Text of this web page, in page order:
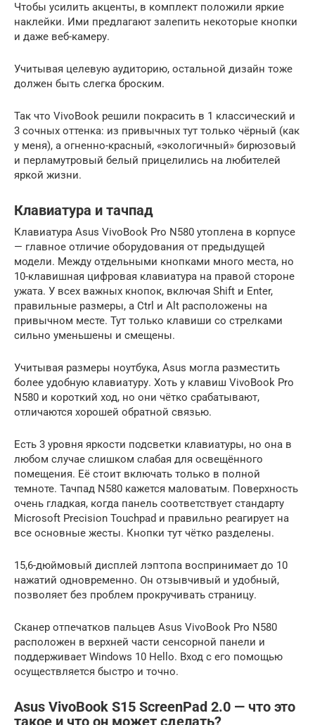
Чтобы усилить акценты, в комплект положили яркие
наклейки. Ими предлагают залепить некоторые кнопки
и даже веб-камеру.
Учитывая целевую аудиторию, остальной дизайн тоже
должен быть слегка броским.
Так что VivoBook решили покрасить в 1 классический и
3 сочных оттенка: из привычных тут только чёрный (как
у меня), а огненно-красный, «экологичный» бирюзовый
и перламутровый белый прицелились на любителей
яркой жизни.
Клавиатура и тачпад
Клавиатура Asus VivoBook Pro N580 утоплена в корпусе
— главное отличие оборудования от предыдущей
модели. Между отдельными кнопками много места, но
10-клавишная цифровая клавиатура на правой стороне
ужата. У всех важных кнопок, включая Shift и Enter,
правильные размеры, а Ctrl и Alt расположены на
привычном месте. Тут только клавиши со стрелками
сильно уменьшены и смещены.
Учитывая размеры ноутбука, Asus могла разместить
более удобную клавиатуру. Хоть у клавиш VivoBook Pro
N580 и короткий ход, но они чётко срабатывают,
отличаются хорошей обратной связью.
Есть 3 уровня яркости подсветки клавиатуры, но она в
любом случае слишком слабая для освещённого
помещения. Её стоит включать только в полной
темноте. Тачпад N580 кажется маловатым. Поверхность
очень гладкая, когда панель соответствует стандарту
Microsoft Precision Touchpad и правильно реагирует на
все основные жесты. Кнопки тут чётко разделены.
15,6-дюймовый дисплей лэптопа воспринимает до 10
нажатий одновременно. Он отзывчивый и удобный,
позволяет без проблем прокручивать страницу.
Сканер отпечатков пальцев Asus VivoBook Pro N580
расположен в верхней части сенсорной панели и
поддерживает Windows 10 Hello. Вход с его помощью
осуществляется быстро и точно.
Asus VivoBook S15 ScreenPad 2.0 — что это